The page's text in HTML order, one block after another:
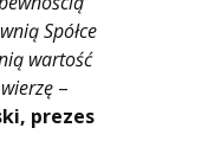
Spółce
wartość
–
prezes